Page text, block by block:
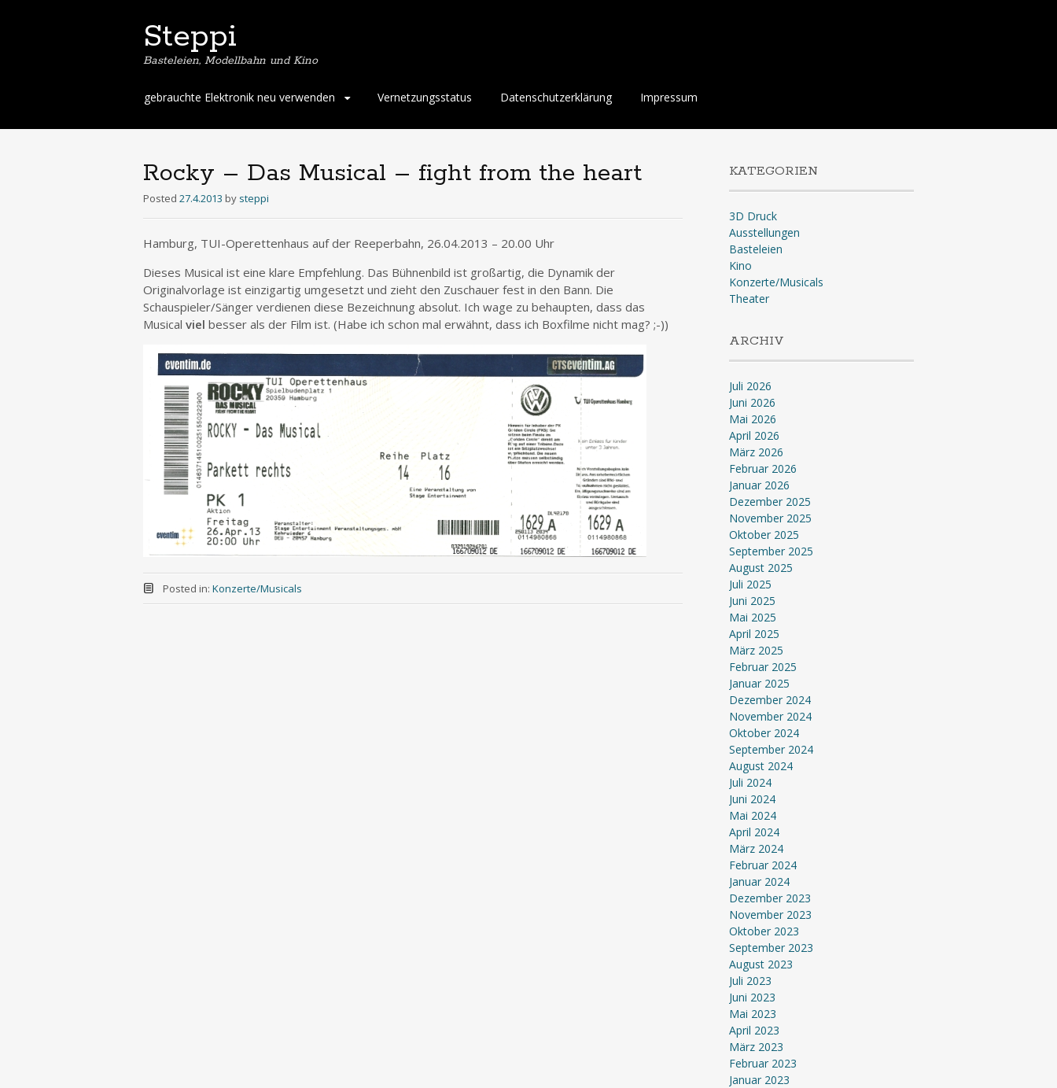
Steppi
Basteleien, Modellbahn und Kino
Skip
content
gebrauchte Elektronik neu verwenden Vernetzungsstatus Datenschutzerklärung Impressum
Rocky – Das Musical – fight from the heart
Posted 27.4.2013 by steppi
Hamburg, TUI-Operettenhaus auf der Reeperbahn, 26.04.2013 – 20.00 Uhr
Dieses Musical ist eine klare Empfehlung. Das Bühnenbild ist großartig, die Dynamik der
Originalvorlage ist einzigartig umgesetzt und zieht den Zuschauer fest in den Bann. Die
Schauspieler/Sänger verdienen diese Bezeichnung absolut. Ich wage zu behaupten, dass das
Musical viel besser als der Film ist. (Habe ich schon mal erwähnt, dass ich Boxfilme nicht mag? ;-))
Posted in: Konzerte/Musicals
KATEGORIEN
3D Druck
Ausstellungen
Basteleien
Kino
Konzerte/Musicals
Theater
ARCHIV
Juli 2026
Juni 2026
Mai 2026
April 2026
März 2026
Februar 2026
Januar 2026
Dezember 2025
November 2025
Oktober 2025
September 2025
August 2025
Juli 2025
Juni 2025
Mai 2025
April 2025
März 2025
Februar 2025
Januar 2025
Dezember 2024
November 2024
Oktober 2024
September 2024
August 2024
Juli 2024
Juni 2024
Mai 2024
April 2024
März 2024
Februar 2024
Januar 2024
Dezember 2023
November 2023
Oktober 2023
September 2023
August 2023
Juli 2023
Juni 2023
Mai 2023
April 2023
März 2023
Februar 2023
Januar 2023